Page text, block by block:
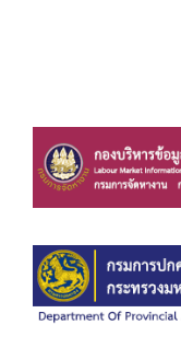
รายงานการ
รายงานราย
รายงานการ
สรุปผลการป